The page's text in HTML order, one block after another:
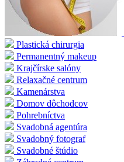
Plastická chirurgia
Permanentný makeup
Krajčírske salóny
Relaxačné centrum
Kamenárstva
Domov dôchodcov
Pohrebníctva
Svadobná agentúra
Svadobný fotograf
Svadobné štúdio